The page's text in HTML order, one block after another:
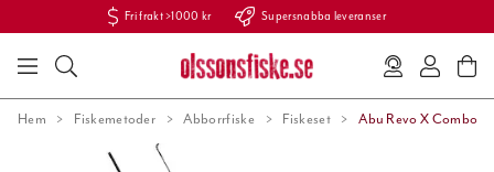
Fri frakt >1000 kr Supersnabba leveranser
Hem Fiskemetoder Abborrfiske Fiskeset Abu Revo X Combo